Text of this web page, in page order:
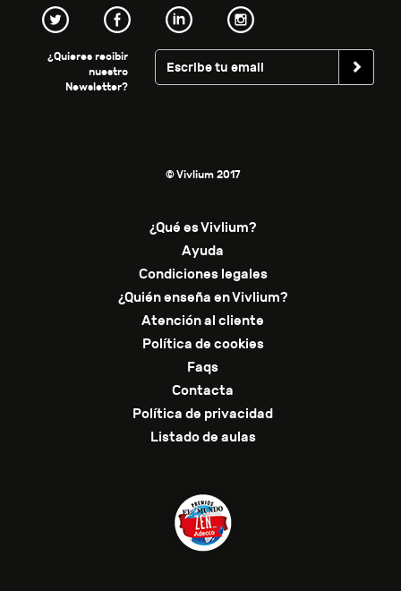
¿Quieres recibir
nuestro
Newsletter?
© Vivlium 2017
¿Qué es Vivlium?
Ayuda
Condiciones legales
¿Quién enseña en Vivlium?
Atención al cliente
Política de cookies
Faqs
Contacta
Política de privacidad
Listado de aulas